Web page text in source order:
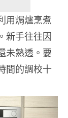
用焗爐烹煮
新手往往因
未熟透。要
間的調校十